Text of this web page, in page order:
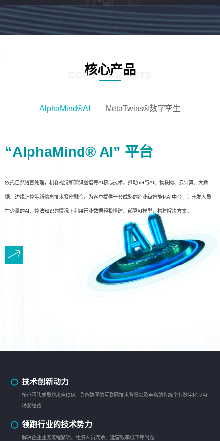
核心产品
CORE PRODUCTS
AlphaMind®AI MetaTwins®数字孪生
“AlphaMind® AI” 平台
依托自然语言处理，机器视觉和知识图谱等AI核心技术，推动5G与AI、物联网、云计算、大数
据、边缘计算等新信息技术紧密融合，为客户提供一套成熟的企业级智能化AI中台，让开发人员
在少量的AI、算法知识的情况下利用行业数据轻松搭建、部署AI模型，构建解决方案。
技术创新动力
核心团队成员均来自IBM，具备雄厚的互联网技术背景以及丰富的传统企业数字化应用
场景经验
领跑行业的技术势力
解决企业业务流程繁琐、组织人员冗余、运营效率低下等问题